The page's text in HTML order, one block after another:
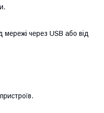
через USB або від